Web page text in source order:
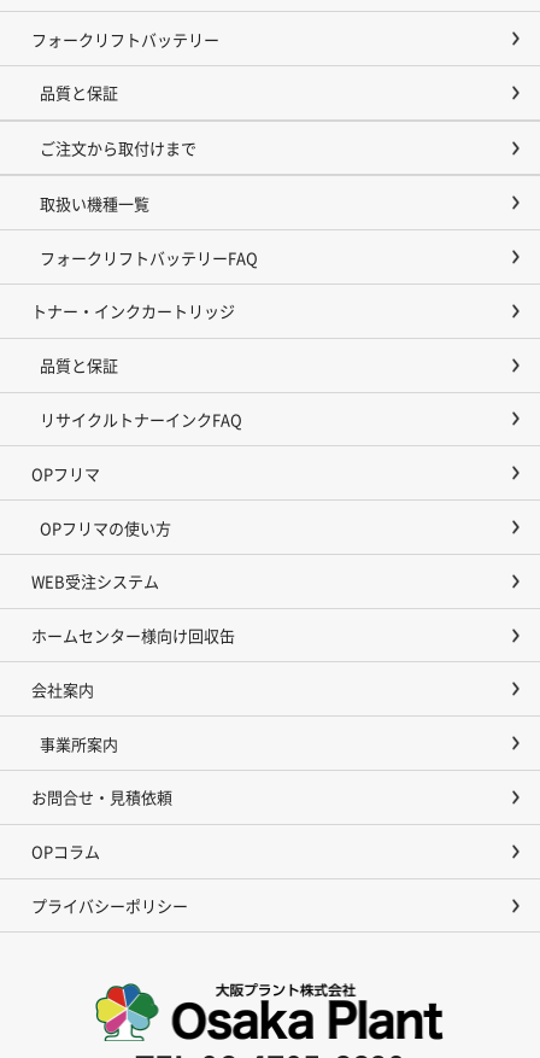
フォークリフトバッテリー
品質と保証
ご注文から取付けまで
取扱い機種一覧
フォークリフトバッテリーFAQ
トナー・インクカートリッジ
品質と保証
リサイクルトナーインクFAQ
OPフリマ
OPフリマの使い方
WEB受注システム
ホームセンター様向け回収缶
会社案内
事業所案内
お問合せ・見積依頼
OPコラム
プライバシーポリシー